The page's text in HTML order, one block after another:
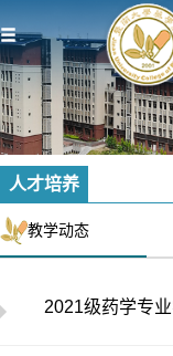
人才培养
教学动态
2021级药学专